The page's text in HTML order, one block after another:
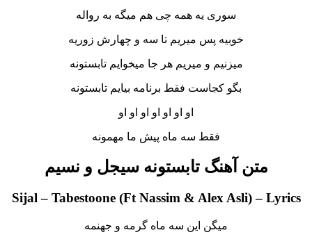
سوری یه همه چی هم میگه به رواله
خوبیه پس میریم تا سه و چهارش زوریه
میزنیم و میریم هر جا میخوایم تابستونه
بگو کجاست فقط برنامه بیایم تابستونه
او او او او او او او
فقط سه ماه پیش ما مهمونه
متن آهنگ تابستونه سیجل و نسیم
Sijal – Tabestoone (Ft Nassim & Alex Asli) – Lyrics
میگن این سه ماه گرمه و جهنمه